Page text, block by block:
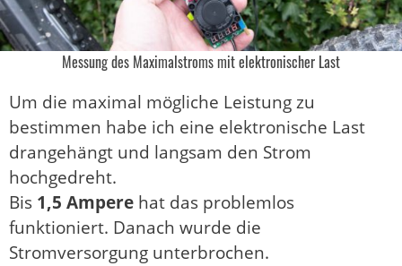
Messung des Maximalstroms mit elektronischer Last
Um die maximal mögliche Leistung zu
bestimmen habe ich eine elektronische Last
drangehängt und langsam den Strom
hochgedreht.
Bis 1,5 Ampere hat das problemlos
funktioniert. Danach wurde die
Stromversorgung unterbrochen.